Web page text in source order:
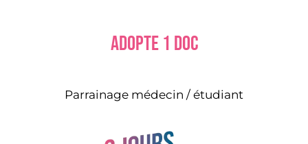
Adopte 1 doc
Parrainage médecin / étudiant